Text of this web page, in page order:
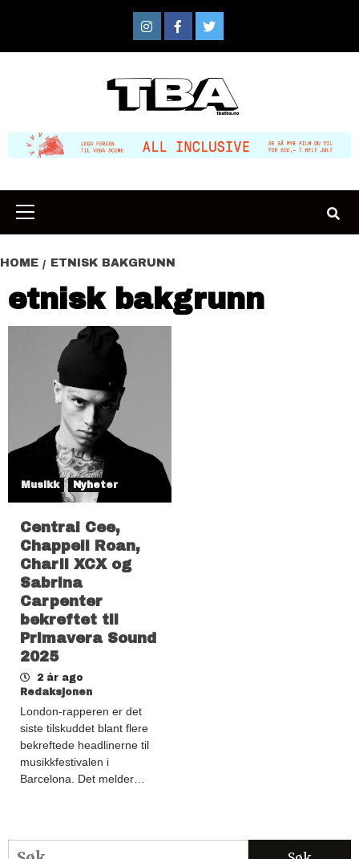
content
InstagramFacebook
Twitter
Primary
Menu
HOME ETNISK BAKGRUNN
etnisk bakgrunn
Musikk Nyheter
Central Cee,
Chappell Roan,
Charli XCX og
Sabrina
Carpenter
bekreftet til
Primavera Sound
2025
2 år ago
Redaksjonen
London-rapperen er det
siste tilskuddet blant flere
bekreftede headlinerne til
musikkfestivalen i
Barcelona. Det melder…
Søk